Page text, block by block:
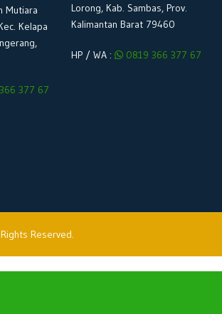
Mutiara
Kelapa
377 67
Lorong, Kab. Sambas, Prov.
Kalimantan Barat 79460
HP / WA : 0819 366 377 67
Reserved.